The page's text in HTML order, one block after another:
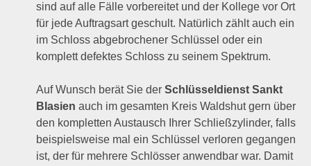
sind auf alle Fälle vorbereitet und der Kollege vor Ort
für jede Auftragsart geschult. Natürlich zählt auch ein
im Schloss abgebrochener Schlüssel oder ein
komplett defektes Schloss zu seinem Spektrum.
Auf Wunsch berät Sie derSchlüsseldienst Sankt
Blasien auch im gesamten Kreis Waldshut gern über
den kompletten Austausch Ihrer Schließzylinder, falls
beispielsweise mal ein Schlüssel verloren gegangen
ist, der für mehrere Schlösser anwendbar war. Damit